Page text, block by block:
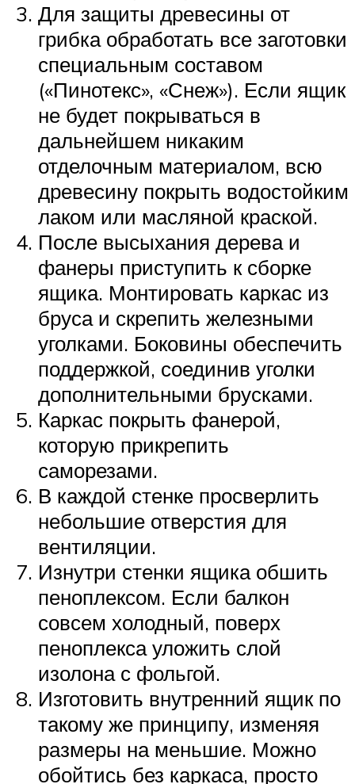
Для защиты древесины от
грибка обработать все заготовки
специальным составом
(«Пинотекс», «Снеж»). Если ящик
не будет покрываться в
дальнейшем никаким
отделочным материалом, всю
древесину покрыть водостойким
лаком или масляной краской.
После высыхания дерева и
фанеры приступить к сборке
ящика. Монтировать каркас из
бруса и скрепить железными
уголками. Боковины обеспечить
поддержкой, соединив уголки
дополнительными брусками.
Каркас покрыть фанерой,
которую прикрепить
саморезами.
В каждой стенке просверлить
небольшие отверстия для
вентиляции.
Изнутри стенки ящика обшить
пеноплексом. Если балкон
совсем холодный, поверх
пеноплекса уложить слой
изолона с фольгой.
Изготовить внутренний ящик по
такому же принципу, изменяя
размеры на меньшие. Можно
обойтись без каркаса, просто